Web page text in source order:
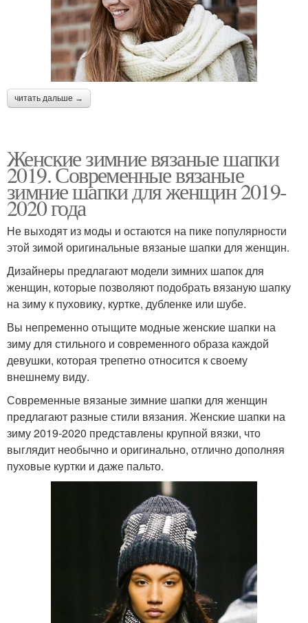
читать дальше →
Женские зимние вязаные шапки
2019. Современные вязаные
зимние шапки для женщин 2019-
2020 года
Не выходят из моды и остаются на пике популярности
этой зимой оригинальные вязаные шапки для женщин.
Дизайнеры предлагают модели зимних шапок для
женщин, которые позволяют подобрать вязаную шапку
на зиму к пуховику, куртке, дубленке или шубе.
Вы непременно отыщите модные женские шапки на
зиму для стильного и современного образа каждой
девушки, которая трепетно относится к своему
внешнему виду.
Современные вязаные зимние шапки для женщин
предлагают разные стили вязания. Женские шапки на
зиму 2019-2020 представлены крупной вязки, что
выглядит необычно и оригинально, отлично дополняя
пуховые куртки и даже пальто.